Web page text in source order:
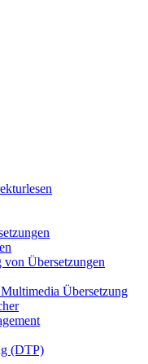
von Übersetzungen
Übersetzung
(DTP)